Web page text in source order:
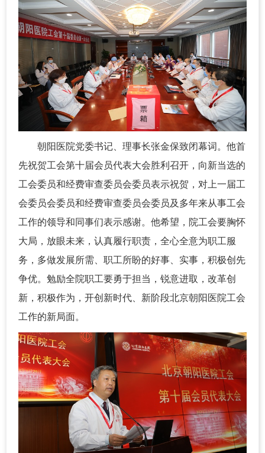
朝阳医院党委书记、理事长张金保致闭幕词。他首
先祝贺工会第十届会员代表大会胜利召开，向新当选的
工会委员和经费审查委员会委员表示祝贺，对上一届工
会委员会委员和经费审查委员会委员及多年来从事工会
工作的领导和同事们表示感谢。他希望，院工会要胸怀
大局，放眼未来，认真履行职责，全心全意为职工服
务，多做发展所需、职工所盼的好事、实事，积极创先
争优。勉励全院职工要勇于担当，锐意进取，改革创
新，积极作为，开创新时代、新阶段北京朝阳医院工会
工作的新局面。